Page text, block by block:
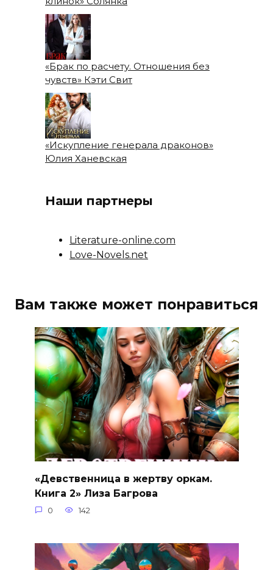
«Брак по расчету. Отношения без
чувств» Кэти Свит
«Искупление генерала драконов»
Юлия Ханевская
Наши партнеры
Literature-online.com
Love-Novels.net
Вам также может понравиться
«Девственница в жертву оркам.
Книга 2» Лиза Багрова
0 142